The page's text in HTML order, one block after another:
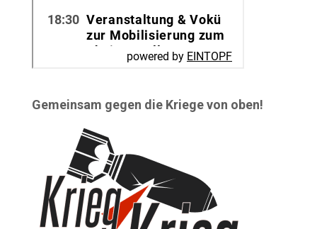
Gemeinsam gegen die Kriege von oben!